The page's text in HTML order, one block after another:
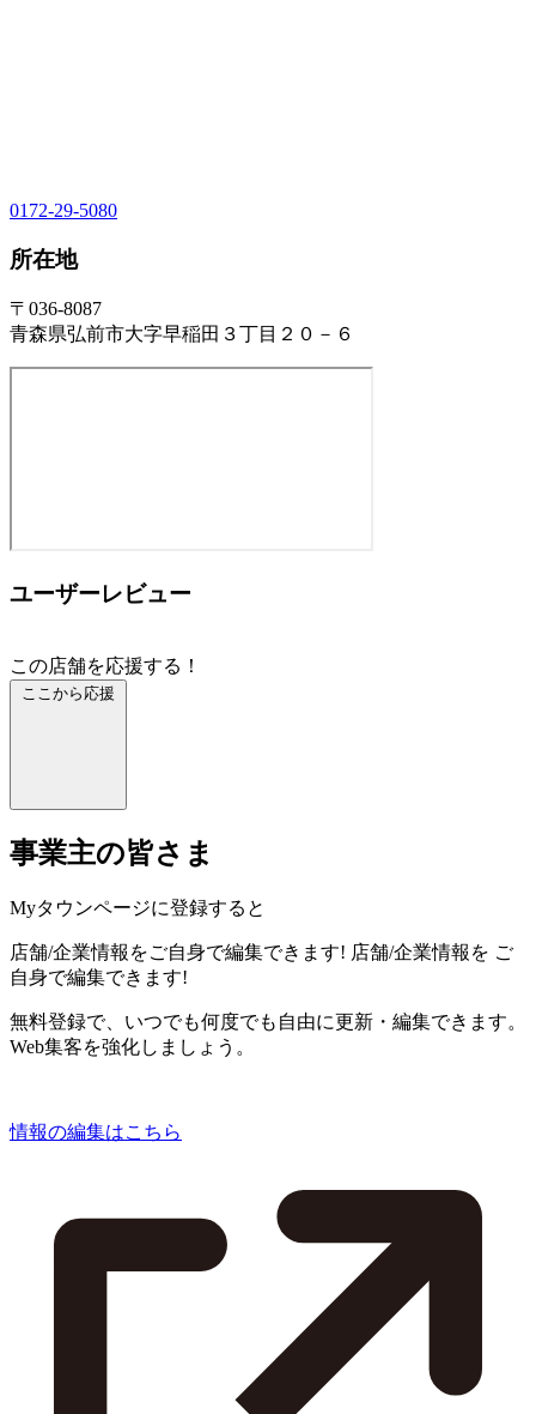
0172-29-5080
所在地
〒036-8087
青森県弘前市大字早稲田３丁目２０－６
ユーザーレビュー
この店舗を応援する！
ここから応援
事業主の皆さま
Myタウンページに登録すると
店舗/企業情報をご自身で編集できます! 店舗/企業情報を ご
自身で編集できます!
無料登録で、いつでも何度でも自由に更新・編集できます。
Web集客を強化しましょう。
情報の編集はこちら